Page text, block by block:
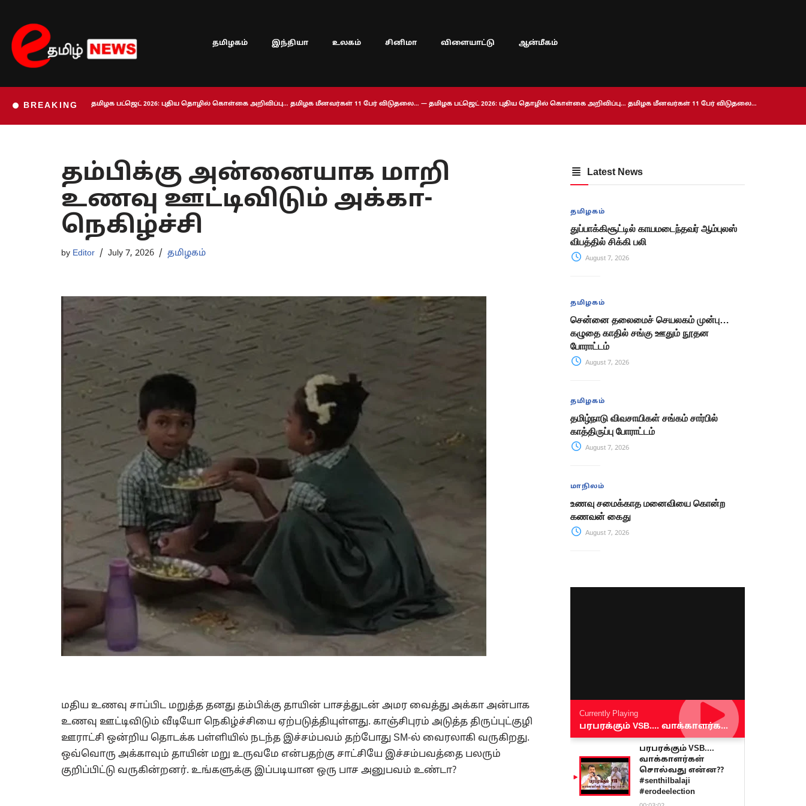
Skip
to
content
தமிழகம் இந்தியா உலகம் சினிமா விளையாட்டு ஆன்மீகம்
BREAKING தமிழக பட்ஜெட் 2026: புதிய தொழில் கொள்கை அறிவிப்பு… தமிழக மீனவர்கள் 11 பேர் விடுதலை… — தமிழக பட்ஜெட் 2026: புதிய தொழில் கொள்கை அறிவிப்பு… தமிழக மீனவர்கள் 11 பேர் விடுதலை…
தம்பிக்கு அன்னையாக மாறி
உணவு ஊட்டிவிடும் அக்கா-
நெகிழ்ச்சி
by Editor July 7, 2026 தமிழகம்
மதிய உணவு சாப்பிட மறுத்த தனது தம்பிக்கு தாயின் பாசத்துடன் அமர வைத்து அக்கா அன்பாக
உணவு ஊட்டிவிடும் வீடியோ நெகிழ்ச்சியை ஏற்படுத்தியுள்ளது. காஞ்சிபுரம் அடுத்த திருப்புட்குழி
ஊராட்சி ஒன்றிய தொடக்க பள்ளியில் நடந்த இச்சம்பவம் தற்போது SM-ல் வைரலாகி வருகிறது.
ஒவ்வொரு அக்காவும் தாயின் மறு உருவமே என்பதற்கு சாட்சியே இச்சம்பவத்தை பலரும்
குறிப்பிட்டு வருகின்றனர். உங்களுக்கு இப்படியான ஒரு பாச அனுபவம் உண்டா?
Latest News
தமிழகம்
துப்பாக்கிசூட்டில் காயமடைந்தவர் ஆம்புலஸ்
விபத்தில் சிக்கி பலி
August 7, 2026
தமிழகம்
சென்னை தலைமைச் செயலகம் முன்பு…
கழுதை காதில் சங்கு ஊதும் நூதன
போராட்டம்
August 7, 2026
தமிழகம்
தமிழ்நாடு விவசாயிகள் சங்கம் சார்பில்
காத்திருப்பு போராட்டம்
August 7, 2026
மாநிலம்
உணவு சமைக்காத மனைவியை கொன்ற
கணவன் கைது
August 7, 2026
Currently Playing
பரபரக்கும் VSB.... வாக்காளர்கள் சொல்வது என்ன?? #senthilbalaji #erodeelection
பரபரக்கும் VSB....
வாக்காளர்கள்
சொல்வது என்ன??
#senthilbalaji
#erodeelection